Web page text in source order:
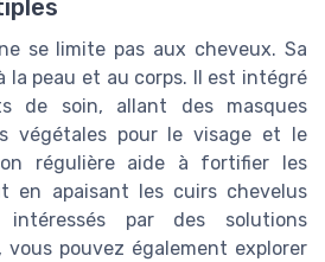
se limite pas aux cheveux. Sa
la peau et au corps. Il est intégré
de soin, allant des masques
végétales pour le visage et le
régulière aide à fortifier les
en apaisant les cuirs chevelus
par des solutions
vous pouvez également explorer